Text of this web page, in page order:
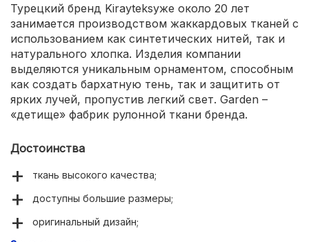
Турецкий бренд Kirayteksуже около 20 лет
занимается производством жаккардовых тканей с
использованием как синтетических нитей, так и
натурального хлопка. Изделия компании
выделяются уникальным орнаментом, способным
как создать бархатную тень, так и защитить от
ярких лучей, пропустив легкий свет. Garden –
«детище» фабрик рулонной ткани бренда.
Достоинства
ткань высокого качества;
доступны большие размеры;
оригинальный дизайн;